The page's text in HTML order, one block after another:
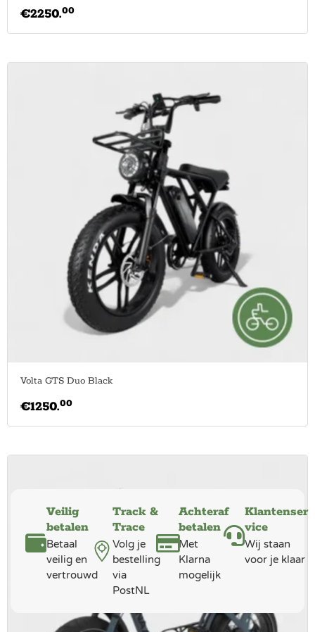
€2250.00
Volta GTS Duo Black
€1250.00
Veilig
betalen
Betaal
veilig en
vertrouwd
Track &
Trace
Volg je
bestelling
via
PostNL
Achteraf
betalen
Met
Klarna
mogelijk
Klantenser
vice
Wij staan
voor je klaar